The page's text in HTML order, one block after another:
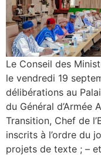
Le Conseil des
le vendredi 19
délibérations au
du Général d’Armée
Transition, Chef de
inscrits à l’ordre du
projets de texte ; –